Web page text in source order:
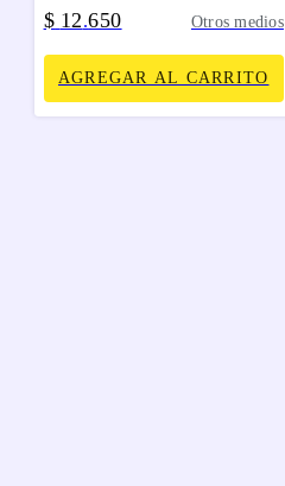
$ 12.650 Otros medios
AGREGAR AL CARRITO